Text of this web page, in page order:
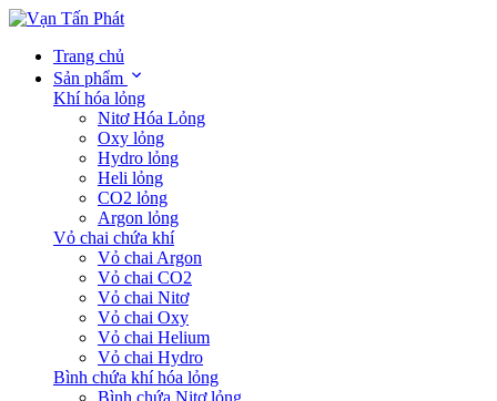
Trang chủ
Sản phẩm
Khí hóa lỏng
Nitơ Hóa Lỏng
Oxy lỏng
Hydro lỏng
Heli lỏng
CO2 lỏng
Argon lỏng
Vỏ chai chứa khí
Vỏ chai Argon
Vỏ chai CO2
Vỏ chai Nitơ
Vỏ chai Oxy
Vỏ chai Helium
Vỏ chai Hydro
Bình chứa khí hóa lỏng
Bình chứa Nitơ lỏng